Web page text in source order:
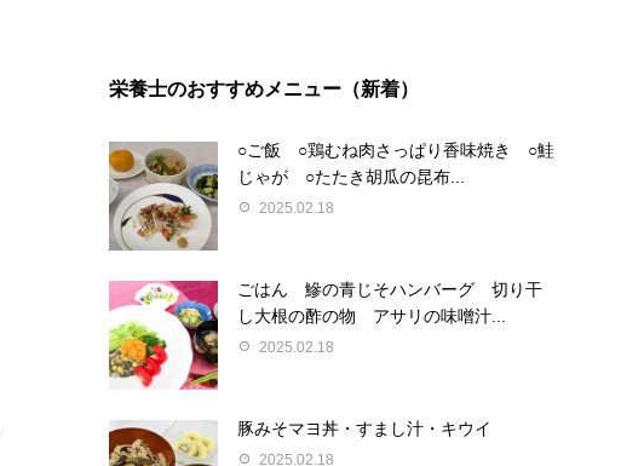
栄養士のおすすめメニュー（新着）
○ご飯 ○鶏むね肉さっぱり香味焼き ○鮭
じゃが ○たたき胡瓜の昆布...
2025.02.18
ごはん 鰺の青じそハンバーグ 切り干
し大根の酢の物 アサリの味噌汁...
2025.02.18
豚みそマヨ丼・すまし汁・キウイ
2025.02.18